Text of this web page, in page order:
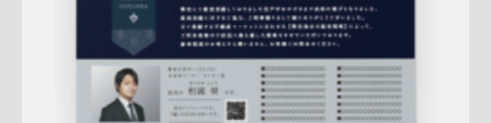
詳しく見る